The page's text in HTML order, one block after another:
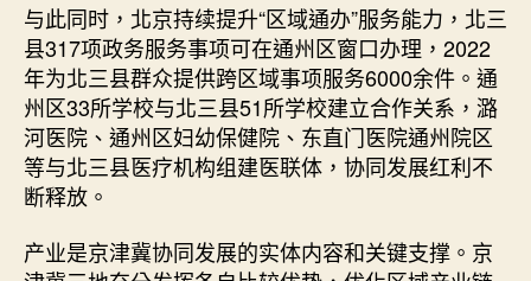
与此同时，北京持续提升“区域通办”服务能力，北三
县317项政务服务事项可在通州区窗口办理，2022
年为北三县群众提供跨区域事项服务6000余件。通
州区33所学校与北三县51所学校建立合作关系，潞
河医院、通州区妇幼保健院、东直门医院通州院区
等与北三县医疗机构组建医联体，协同发展红利不
断释放。
产业是京津冀协同发展的实体内容和关键支撑。京